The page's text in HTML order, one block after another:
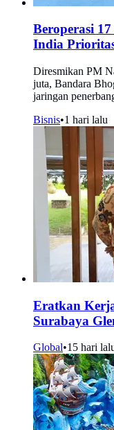
Beroperasi
India
Diresmikan PM
juta, Bandara
jaringan
Bisnis•1 hari lalu
Eratkan
Surabaya
Global•15 hari